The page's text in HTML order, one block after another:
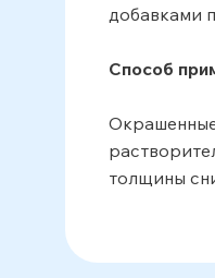
добавками
Способ
толщины